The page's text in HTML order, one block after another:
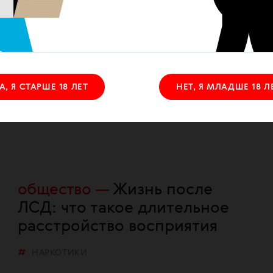
Я СТАРШЕ 18 ЛЕТ НЕТ, Я МЛАДШЕ 18
общество
отфутболить»: медики о
работе с
наркопотребителями
НАРКОТИКИ
общество
Жизнь после
ЛСД: что такое длительное
расстройство восприятия